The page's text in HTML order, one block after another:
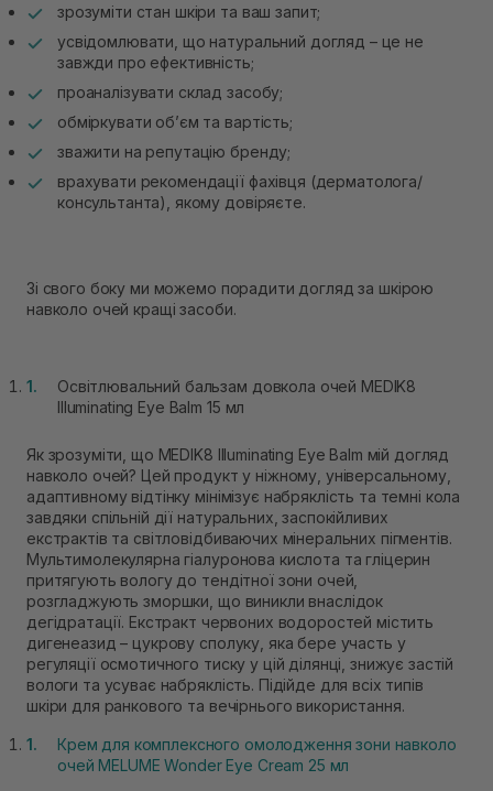
зрозуміти стан шкіри та ваш запит;
усвідомлювати, що натуральний догляд – це не
завжди про ефективність;
проаналізувати склад засобу;
обміркувати об’єм та вартість;
зважити на репутацію бренду;
врахувати рекомендації фахівця (дерматолога/
консультанта), якому довіряєте.
Зі свого боку ми можемо порадити догляд за шкірою
навколо очей кращі засоби.
Освітлювальний бальзам довкола очей MEDIK8
Illuminating Eye Balm 15 мл
Як зрозуміти, що MEDIK8 Illuminating Eye Balm мій догляд
навколо очей? Цей продукт у ніжному, універсальному,
адаптивному відтінку мінімізує набряклість та темні кола
завдяки спільній дії натуральних, заспокійливих
екстрактів та світловідбиваючих мінеральних пігментів.
Мультимолекулярна гіалуронова кислота та гліцерин
притягують вологу до тендітної зони очей,
розгладжують зморшки, що виникли внаслідок
дегідратації. Екстракт червоних водоростей містить
дигенеазид – цукрову сполуку, яка бере участь у
регуляції осмотичного тиску у цій ділянці, знижує застій
вологи та усуває набряклість. Підійде для всіх типів
шкіри для ранкового та вечірнього використання.
Крем для комплексного омолодження зони навколо
очей MELUME Wonder Eye Cream 25 мл